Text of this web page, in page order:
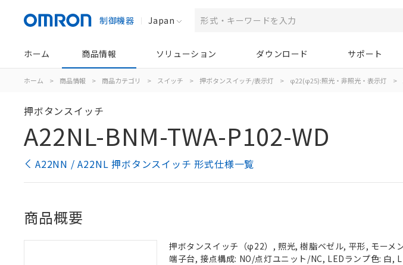
制御機器 Japan
ホーム 商品情報 ソリューション ダウンロード サポート
ホーム > 商品情報 > 商品カテゴリ > スイッチ > 押ボタンスイッチ/表示灯 > φ22(φ25):照光・非照光・表示灯 >
押ボタンスイッチ
A22NL-BNM-TWA-P102-WD
A22NN / A22NL 押ボタンスイッチ 形式仕様一覧
商品概要
押ボタンスイッチ（φ22）, 照光, 樹脂ベゼル, 平形, モーメ
端子台, 接点構成: NO/点灯ユニット/NC, LEDランプ色: 白,